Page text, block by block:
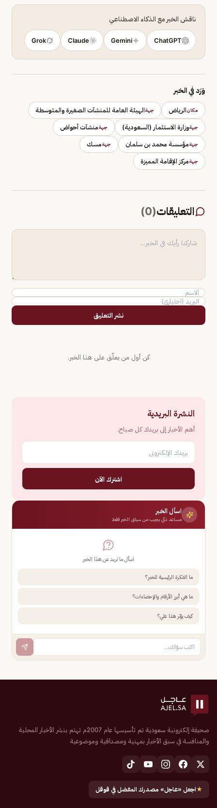
ناقش الخبر مع الذكاء الاصطناعي
ChatGPT
Gemini
Claude
Grok
وَرَد في الخبر
مكانالرياض جهةالهيئة العامة للمنشآت الصغيرة والمتوسطة
جهةوزارة الاستثمار (السعودية) جهةمنشآت أحواض
جهةمؤسسة محمد بن سلمان جهةمسك
جهةمركز الإقامة المميزة
التعليقات(
0
)
نشر التعليق
كن أول من يعلّق على هذا الخبر.
النشرة البريدية
أهم الأخبار إلى بريدك كل صباح.
اشترك الآن
اسأل الخبر
مساعد ذكي يجيب من سياق الخبر فقط
اسأل ما تريد عن هذا الخبر
ما الفكرة الرئيسية للخبر؟
ما هي أبرز الأرقام والإحصاءات؟
كيف يؤثر هذا علي؟
صحيفة إلكترونية سعودية تم تأسيسها عام 2007م تهتم بنشر الأخبار المحلية
والمنافسة في سبق الأخبار بمهنية ومصداقية وموضوعية
★اجعل «عاجل» مصدرك المفضل في قوقل